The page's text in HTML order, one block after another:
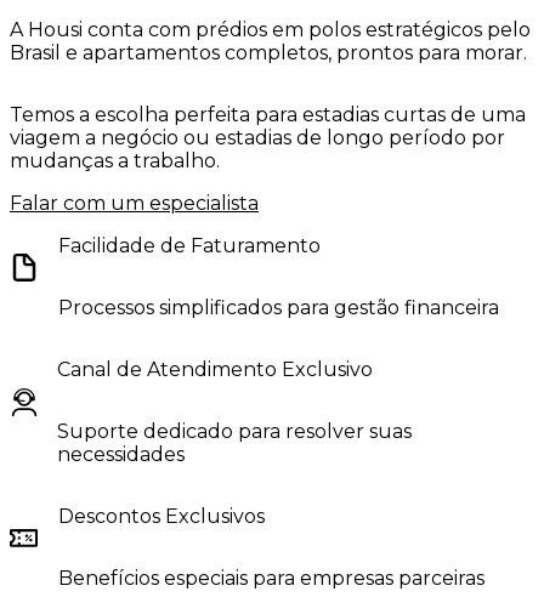
A Housi conta com prédios em polos estratégicos pelo
Brasil e apartamentos completos, prontos para morar.
Temos a escolha perfeita para estadias curtas de uma
viagem a negócio ou estadias de longo período por
mudanças a trabalho.
Falar com um especialista
Facilidade de Faturamento
Processos simplificados para gestão financeira
Canal de Atendimento Exclusivo
Suporte dedicado para resolver suas
necessidades
Descontos Exclusivos
Benefícios especiais para empresas parceiras